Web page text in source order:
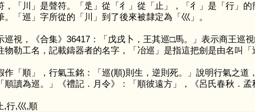
，「川 」是聲符。「辵 」從「彳 」從「止 」，「彳 」是「行」的
。「巡 」字所從的「川 」到了後來被隸定為「巛 」。
，《合集》36417：「戊戌卜，王其巡□馬。」表示商王巡
物勒工名，記載鑄器者的名字，「冶巡」是指這把劍是由名叫「
作「順」，行氣玉銘：「巡(順)則生，逆則死。」說明行氣之道
順讀為巡。」《禮記．月令》：「順彼遠方」，《呂氏春秋．孟
,行,巛,順